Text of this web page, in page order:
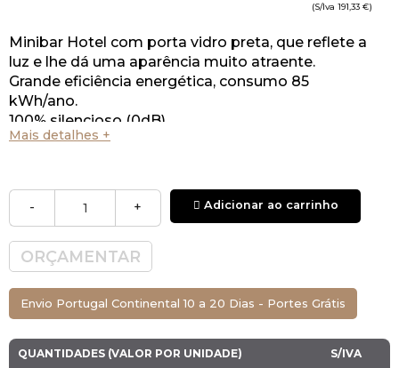
(S/Iva 191,33 €)
Minibar Hotel com porta vidro preta, que reflete a
luz e lhe dá uma aparência muito atraente.
Grande eficiência energética, consumo 85
kWh/ano.
100% silencioso (0dB)
Tecnologia termoelétrica / termoabsorção.
Mais detalhes +
- + Adicionar ao carrinho
ORÇAMENTAR
Envio Portugal Continental 10 a 20 Dias - Portes Grátis
QUANTIDADES (VALOR POR UNIDADE) S/IVA